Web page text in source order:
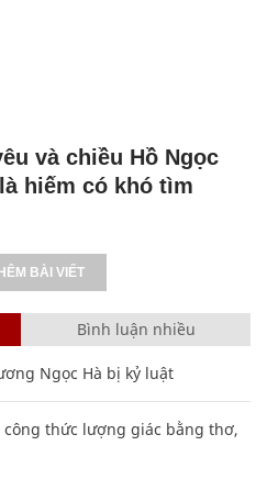
và chiều Hồ Ngọc
hiếm có khó tìm
BÀI VIẾT
Bình luận nhiều
Ngọc Hà bị kỷ luật
công thức lượng giác bằng thơ,